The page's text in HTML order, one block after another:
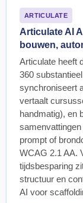
ARTICULATE
Articulate AI
bouwen,
Articulate heeft
360
synchroniseert
vertaalt
handmatig), en
prompt of
WCAG 2.1 AA.
tijdsbesparing
structuur en
AI voor